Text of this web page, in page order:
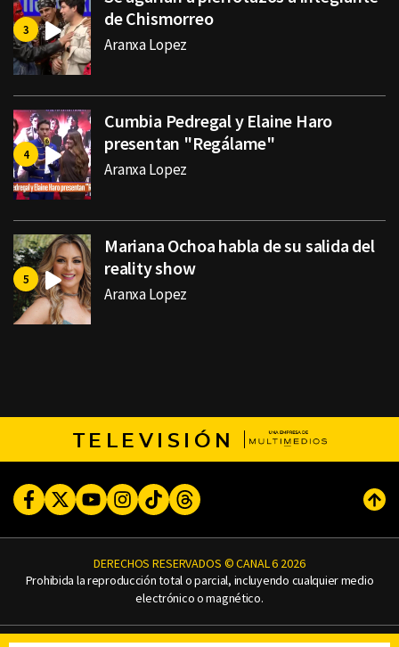
de Chismorreo
Aranxa Lopez
Cumbia Pedregal y Elaine Haro
presentan "Regálame"
Aranxa Lopez
Mariana Ochoa habla de su salida del
reality show
Aranxa Lopez
TELEVISIÓN
FacebookTwitterYoutubeInstagram
TikTokThreads
DERECHOS RESERVADOS © CANAL 6 2026
Prohibida la reproducción total o parcial, incluyendo cualquier medio
electrónico o magnético.